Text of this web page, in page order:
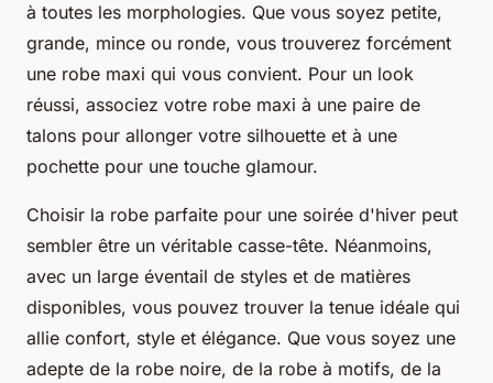
à toutes les morphologies. Que vous soyez petite,
grande, mince ou ronde, vous trouverez forcément
une robe maxi qui vous convient. Pour un look
réussi, associez votre robe maxi à une paire de
talons pour allonger votre silhouette et à une
pochette pour une touche glamour.
Choisir la robe parfaite pour une soirée d'hiver peut
sembler être un véritable casse-tête. Néanmoins,
avec un large éventail de styles et de matières
disponibles, vous pouvez trouver la tenue idéale qui
allie confort, style et élégance. Que vous soyez une
adepte de la robe noire, de la robe à motifs, de la